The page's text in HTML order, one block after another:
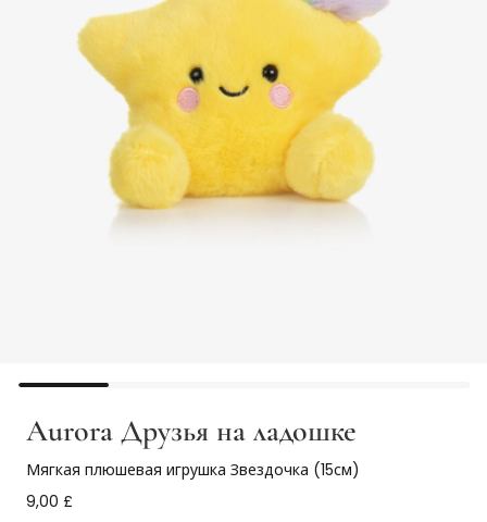
Aurora Друзья на ладошке
Мягкая плюшевая игрушка Звездочка (15см)
9,00 £